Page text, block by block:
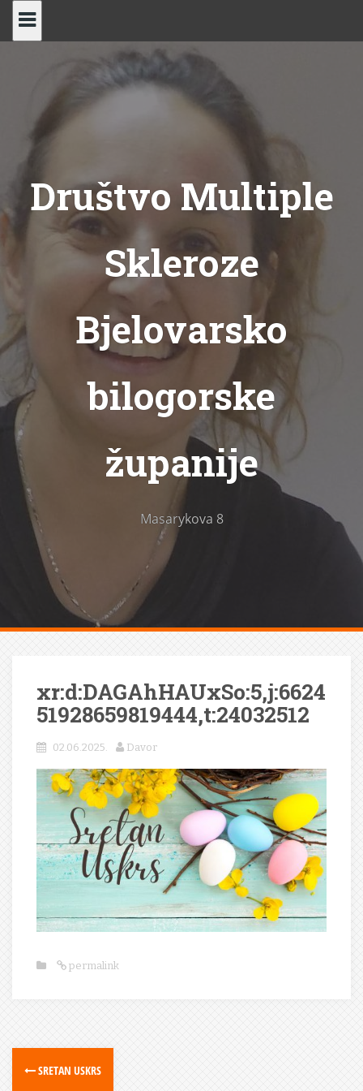
Skip
Društvo Multiple
Skleroze
Bjelovarsko
bilogorske
županije
Masarykova 8
xr:d:DAGAhHAUxSo:5,j:6624
51928659819444,t:24032512
02.06.2025. Davor
permalink
SRETAN USKRS